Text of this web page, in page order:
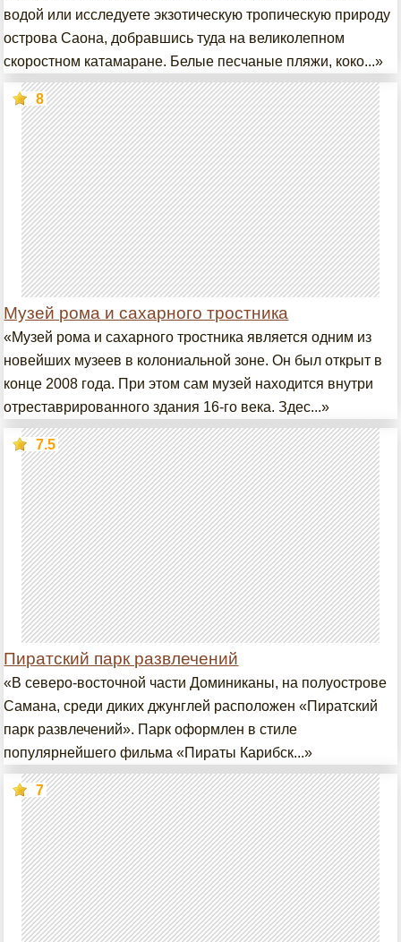
водой или исследуете экзотическую тропическую природу
острова Саона, добравшись туда на великолепном
скоростном катамаране. Белые песчаные пляжи, коко...»
Музей рома и сахарного тростника
8
«Музей рома и сахарного тростника является одним из
новейших музеев в колониальной зоне. Он был открыт в
конце 2008 года. При этом сам музей находится внутри
отреставрированного здания 16-го века. Здес...»
Пиратский парк развлечений
7.5
«В северо-восточной части Доминиканы, на полуострове
Самана, среди диких джунглей расположен «Пиратский
парк развлечений». Парк оформлен в стиле
популярнейшего фильма «Пираты Карибск...»
7